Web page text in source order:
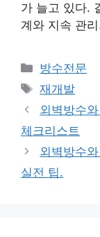
가 늘고 있다.
계와 지속 관
카
테
리
방수전문
태
그
재개발
외벽방수
체크리스트
외벽방수
실전 팁.